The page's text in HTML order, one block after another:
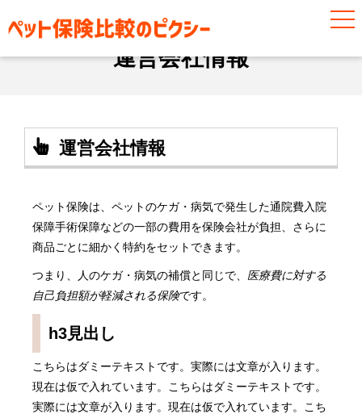
運営会社情報
運営会社情報
運営会社情報
ペット保険は、ペットのケガ・病気で発生した通院費入院
保障手術保障などの一部の費用を保険会社が負担、さらに
商品ごとに細かく特約をセットできます。
つまり、人のケガ・病気の補償と同じで、 医療費に対する
自己負担額が軽減される保険です。
h3見出し
こちらはダミーテキストです。実際には文章が入ります。
現在は仮で入れています。こちらはダミーテキストです。
実際には文章が入ります。現在は仮で入れています。こち